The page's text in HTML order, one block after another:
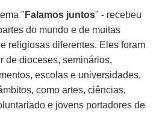
" Falamos juntos" - recebeu
do mundo e de muitas
religiosas diferentes. Eles foram
de dioceses, seminários,
escolas e universidades,
como artes, ciências,
e jovens portadores de